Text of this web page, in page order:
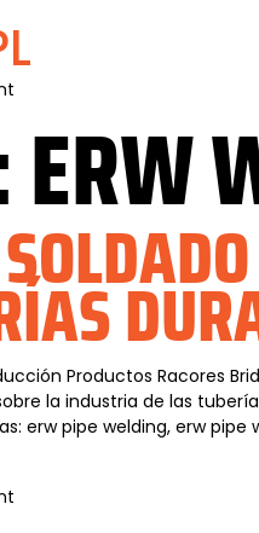
ERW
Productos Racores
la industria de las
erw pipe welding, erw